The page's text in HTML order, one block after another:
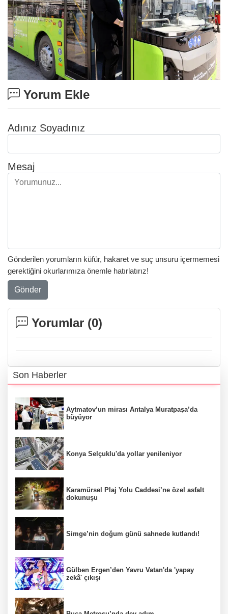
Yorum Ekle
Adınız Soyadınız
Mesaj
Gönderilen yorumların küfür, hakaret ve suç unsuru içermemesi
gerektiğini okurlarımıza önemle hatırlatırız!
Gönder
Yorumlar (0)
Son Haberler
Aytmatov’un mirası Antalya Muratpaşa’da
büyüyor
Konya Selçuklu'da yollar yenileniyor
Karamürsel Plaj Yolu Caddesi’ne özel asfalt
dokunuşu
Simge’nin doğum günü sahnede kutlandı!
Gülben Ergen’den Yavru Vatan'da 'yapay
zekâ' çıkışı